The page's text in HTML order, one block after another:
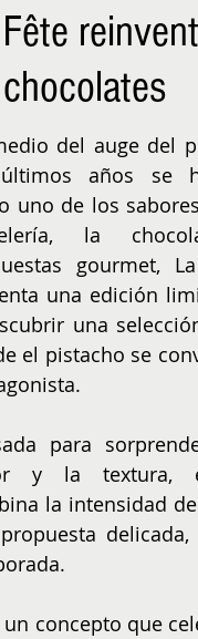
COLUMNA
del auge del
años se
uno de los
la
gourmet,
una edición
una
el pistacho se
para
y la textura,
la intensidad
un concepto que